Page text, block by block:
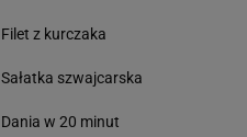
Filet z kurczaka
Sałatka szwajcarska
Dania w 20 minut